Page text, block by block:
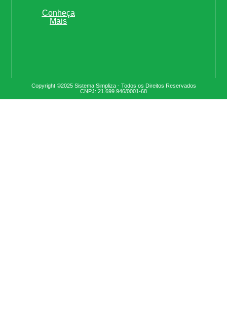
Conheça
Mais
Copyright ©2025 Sistema Simpliza - Todos os Direitos Reservados
CNPJ: 21.699.946/0001-68